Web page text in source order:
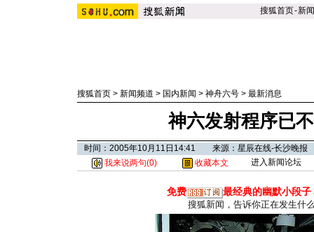
搜狐首页-新闻
搜狐首页 > 新闻频道 > 国内新闻 > 神舟六号 > 最新消息
神六发射程序已
时间：2005年10月11日14:41 来源：星辰在线-长沙晚报
我来说两句(0) 收藏本文 进入新闻论坛
免费 最经典的幽默小段子
搜狐新闻，告诉你正在发生什